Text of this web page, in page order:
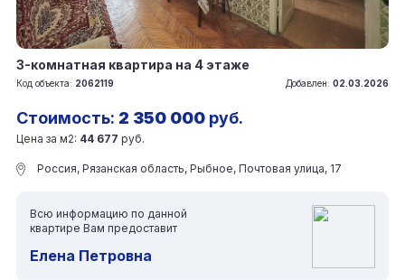
3-комнатная квартира на 4 этаже
Код объекта: 2062119 Добавлен: 02.03.2026
Стоимость: 2 350 000 руб.
Цена за м2: 44 677 руб.
Россия, Рязанская область, Рыбное, Почтовая улица, 17
Всю информацию по данной
квартире Вам предоставит
Елена Петровна